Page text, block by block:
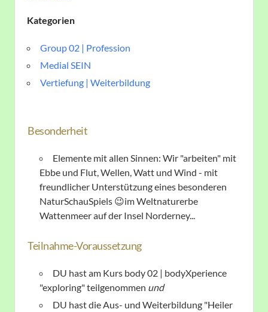
Kategorien
Group 02 | Profession
Medial SEIN
Vertiefung | Weiterbildung
Besonderheit
Elemente mit allen Sinnen: Wir "arbeiten" mit
Ebbe und Flut, Wellen, Watt und Wind - mit
freundlicher Unterstützung eines besonderen
NaturSchauSpiels 😉im Weltnaturerbe
Wattenmeer auf der Insel Norderney...
Teilnahme-Voraussetzung
DU hast am Kurs body 02 | bodyXperience
"exploring" teilgenommen und
DU hast die Aus- und Weiterbildung "Heiler